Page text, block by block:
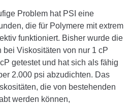
Problem hat PSI eine
die für Polymere mit extrem
funktioniert. Bisher wurde die
Viskositäten von nur 1 cP
getestet und hat sich als fähig
2.000 psi abzudichten. Das
die von bestehenden
werden können,